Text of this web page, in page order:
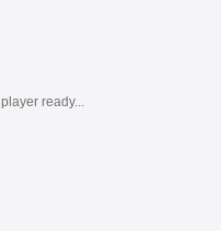
player ready...